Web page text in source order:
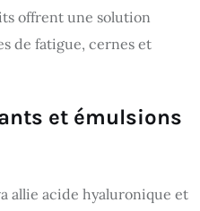
offrent une solution
de fatigue, cernes et
et émulsions
allie acide hyaluronique et